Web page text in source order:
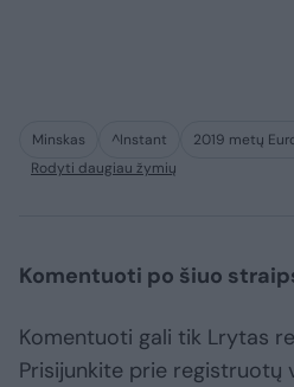
Minskas ^Instant
2019 metų
Rodyti daugiau žymių
Komentuoti po šiuo
Komentuoti gali tik Lrytas
Prisijunkite prie registruotų